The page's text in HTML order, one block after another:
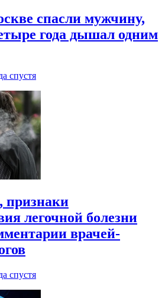
спасли мужчину,
года дышал одним
спустя
легочной болезни
врачей-
спустя